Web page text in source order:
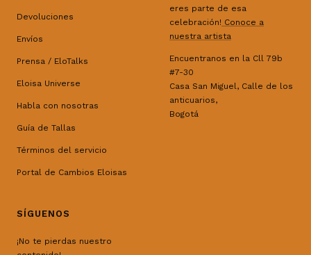
Devoluciones
Envíos
Prensa / EloTalks
Eloisa Universe
Habla con nosotras
Guía de Tallas
Términos del servicio
Portal de Cambios Eloisas
eres parte de esa
celebración! Conoce a
nuestra artista
Encuentranos en la Cll 79b
#7-30
Casa San Miguel, Calle de los
anticuarios,
Bogotá
SÍGUENOS
¡No te pierdas nuestro